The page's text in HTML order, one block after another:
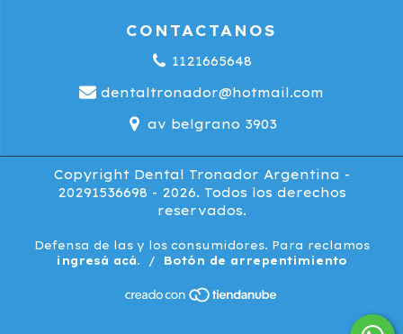
CONTACTANOS
1121665648
dentaltronador@hotmail.com
av belgrano 3903
Copyright Dental Tronador Argentina -
20291536698 - 2026. Todos los derechos
reservados.
Defensa de las y los consumidores. Para reclamos
ingresá acá.
/ Botón de arrepentimiento